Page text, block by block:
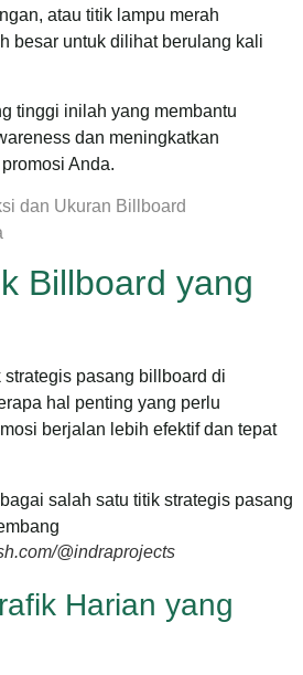
atau titik lampu merah
besar untuk dilihat berulang kali
tinggi inilah yang membantu
dan meningkatkan
Anda.
dan Ukuran Billboard
Billboard yang
pasang billboard di
hal penting yang perlu
berjalan lebih efektif dan tepat
@indraprojects
Harian yang